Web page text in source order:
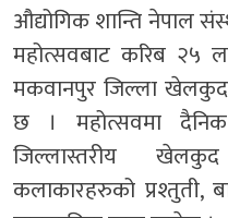
औद्योगिक शान्ति नेपाल
महोत्सवबाट करिब २५
मकवानपुर जिल्ला खेलकुद
छ । महोत्सवमा दैनिक
जिल्लास्तरीय खेलकुद
कलाकारहरुको प्रश्तुती,